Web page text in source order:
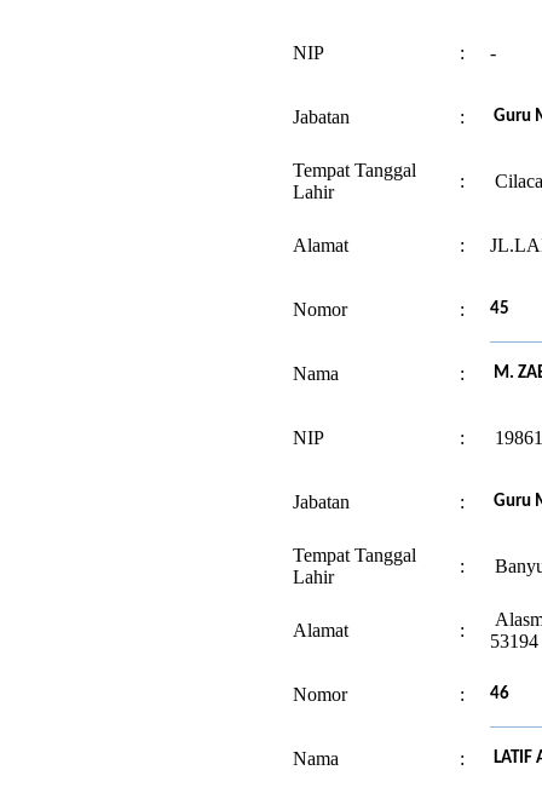
NIP : -
Jabatan : Guru
Tempat Tanggal
Lahir
:
Alamat :
Nomor : 45
Nama : M.
NIP :
Jabatan : Guru
Tempat Tanggal
Lahir
:
Alamat :
53194
Nomor : 46
Nama : LATIF